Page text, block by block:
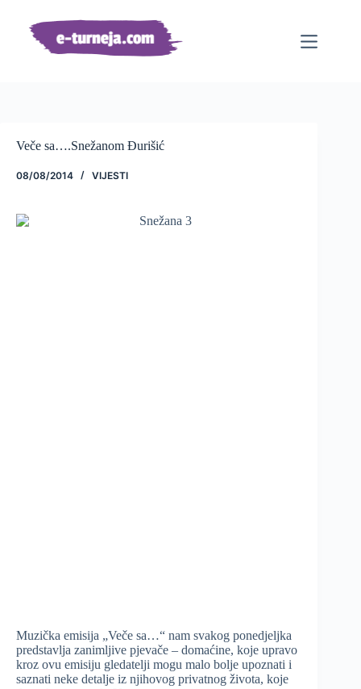
sadržaj
Veče sa….Snežanom Đurišić
08/08/2014 VIJESTI
Muzička emisija „Veče sa…“ nam svakog ponedjeljka
predstavlja zanimljive pjevače – domaćine, koje upravo
kroz ovu emisiju gledatelji mogu malo bolje upoznati i
saznati neke detalje iz njihovog privatnog života, koje